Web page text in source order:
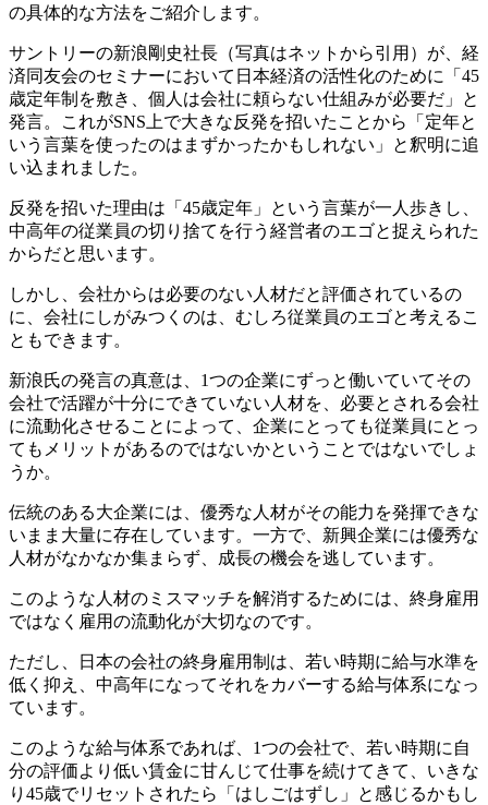
の具体的な方法をご紹介します。
サントリーの新浪剛史社長（写真はネットから引用）が、経
済同友会のセミナーにおいて日本経済の活性化のために「45
歳定年制を敷き、個人は会社に頼らない仕組みが必要だ」と
発言。これがSNS上で大きな反発を招いたことから「定年と
いう言葉を使ったのはまずかったかもしれない」と釈明に追
い込まれました。
反発を招いた理由は「45歳定年」という言葉が一人歩きし、
中高年の従業員の切り捨てを行う経営者のエゴと捉えられた
からだと思います。
しかし、会社からは必要のない人材だと評価されているの
に、会社にしがみつくのは、むしろ従業員のエゴと考えるこ
ともできます。
新浪氏の発言の真意は、1つの企業にずっと働いていてその
会社で活躍が十分にできていない人材を、必要とされる会社
に流動化させることによって、企業にとっても従業員にとっ
てもメリットがあるのではないかということではないでしょ
うか。
伝統のある大企業には、優秀な人材がその能力を発揮できな
いまま大量に存在しています。一方で、新興企業には優秀な
人材がなかなか集まらず、成長の機会を逃しています。
このような人材のミスマッチを解消するためには、終身雇用
ではなく雇用の流動化が大切なのです。
ただし、日本の会社の終身雇用制は、若い時期に給与水準を
低く抑え、中高年になってそれをカバーする給与体系になっ
ています。
このような給与体系であれば、1つの会社で、若い時期に自
分の評価より低い賃金に甘んじて仕事を続けてきて、いきな
り45歳でリセットされたら「はしごはずし」と感じるかもし